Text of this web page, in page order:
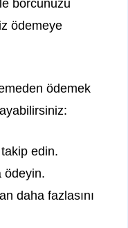
borcunuzu
ödemeye
ödemek
edin.
ödeyin.
daha fazlasını